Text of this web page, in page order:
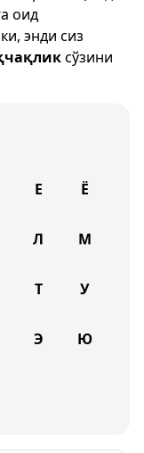
оид
энди сиз
сўзини
Е Ё
Л М
Т У
Э Ю